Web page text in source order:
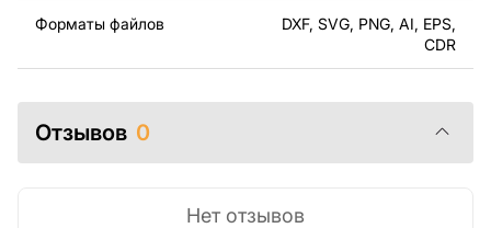
проектом.
готовых изделий как для личного, так и для
коммерческого использования, включая продажу
готовых изделий, изготовленных по этим чертежам.
этих оригинальных или отредактированных файлов
Форматы файлов
DXF, SVG, PNG, AI, EPS,
CDR
Отзывов 0
Нет отзывов